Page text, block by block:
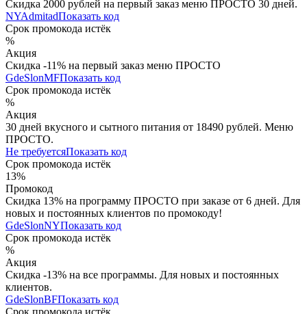
Скидка 2000 рублей на первый заказ меню ПРОСТО 30 дней.
NYAdmitadПоказать код
Срок промокода истёк
%
Акция
Скидка -11% на первый заказ меню ПРОСТО
GdeSlonMFПоказать код
Срок промокода истёк
%
Акция
30 дней вкусного и сытного питания от 18490 рублей. Меню
ПРОСТО.
Не требуетсяПоказать код
Срок промокода истёк
13%
Промокод
Скидка 13% на программу ПРОСТО при заказе от 6 дней. Для
новых и постоянных клиентов по промокоду!
GdeSlonNYПоказать код
Срок промокода истёк
%
Акция
Скидка -13% на все программы. Для новых и постоянных
клиентов.
GdeSlonBFПоказать код
Срок промокода истёк